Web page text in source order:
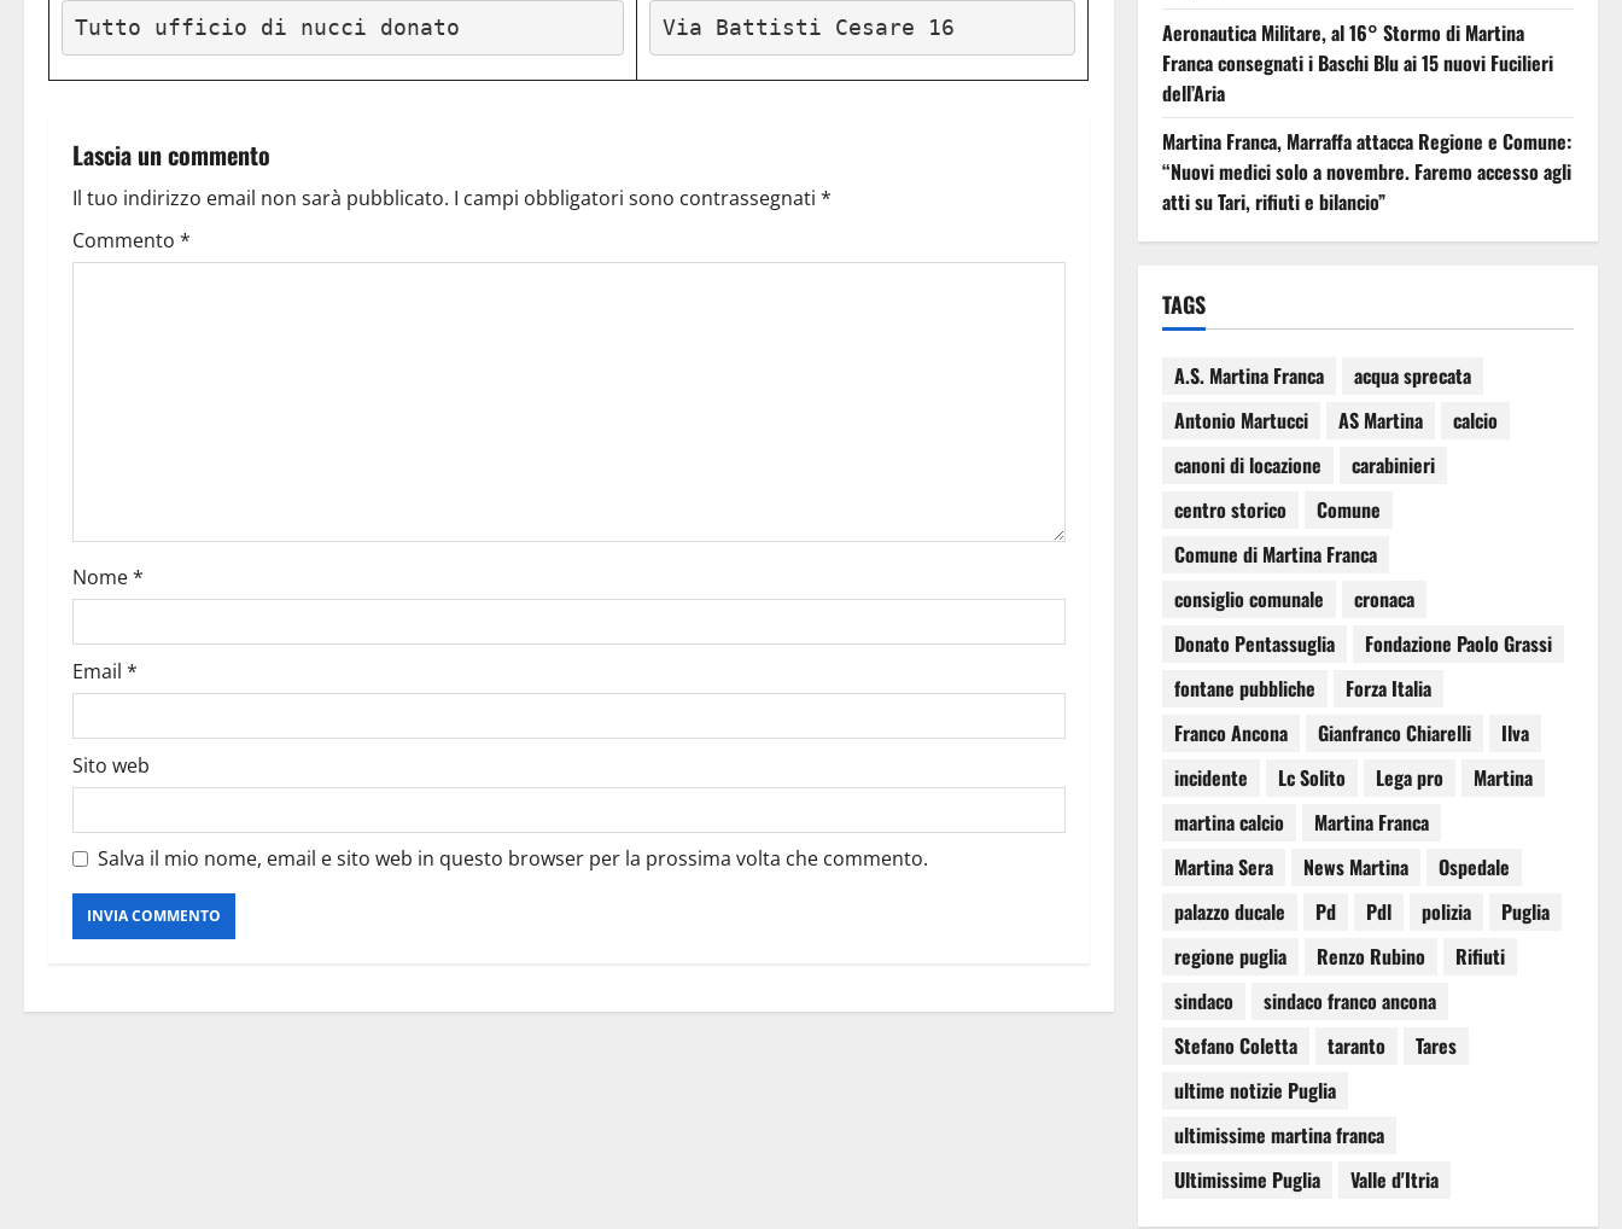
Tutto ufficio di nucci donato Via Battisti Cesare 16
Lascia un commento
Il tuo indirizzo email non sarà pubblicato. I campi obbligatori sono contrassegnati *
Commento *
Nome*
Email *
Sito web
Salva il mio nome, email e sito web in questo browser per la prossima volta che commento.
Aeronautica Militare, al 16° Stormo di Martina
Franca consegnati i Baschi Blu ai 15 nuovi Fucilieri
dell’Aria
Martina Franca, Marraffa attacca Regione e Comune:
“Nuovi medici solo a novembre. Faremo accesso agli
atti su Tari, rifiuti e bilancio”
TAGS
A.S. Martina Franca
acqua sprecata
Antonio Martucci
AS Martina
calcio
canoni di locazione
carabinieri
centro storico
Comune
Comune di Martina Franca
consiglio comunale
cronaca
Donato Pentassuglia
Fondazione Paolo Grassi
fontane pubbliche
Forza Italia
Franco Ancona
Gianfranco Chiarelli
Ilva
incidente
Lc Solito Lega pro
Martina
martina calcio
Martina Franca
Martina Sera
News Martina
Ospedale
palazzo ducale
Pd Pdl polizia
Puglia
regione puglia
Renzo Rubino
Rifiuti
sindaco
sindaco franco ancona
Stefano Coletta
taranto
Tares
ultime notizie Puglia
ultimissime martina franca
Ultimissime Puglia
Valle d'Itria